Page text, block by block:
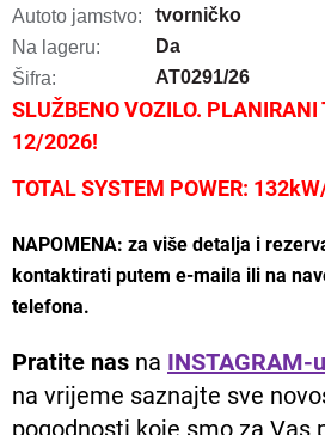
Autoto jamstvo:
tvorničko
Na lageru:
Da
Šifra:
AT0291/26
SLUŽBENO VOZILO. PLANIRANI
12/2026!
TOTAL SYSTEM POWER:
NAPOMENA: za više detalja i
kontaktirati putem e-maila ili na
telefona.
Pratite nas na INSTAGRAM-u
na vrijeme saznajte sve